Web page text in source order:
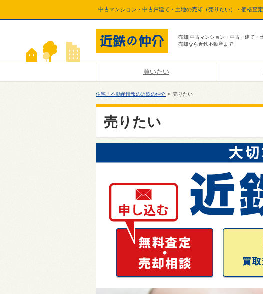
中古マンション・中古戸建て・土地の売却（売りたい）・価格査
売却|中古マンション・中古戸建て・
売却なら近鉄不動産まで
買いたい
住宅・不動産情報の近鉄の仲介 > 売りたい
売りたい